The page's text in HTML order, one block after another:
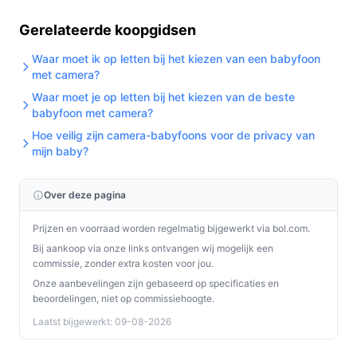
Monteer de camera met de meegeleverde beugel, sluit
na installatie beeld en meldingen en test
nachtzichtfunctie in donkere omstandigheden.
Concrete checks: controleer in de specificaties of jouw
telefoon de KUUS-app ondersteunt; controleer dat je
SD-kaart maximaal 128 GB is en dat je deze apart
aanschaft als je lokale opslag wilt gebruiken.
Specificaties in mensentaal
meerdere hoeken van de kamer te zien.
2K-resolutie:hogere beeldkwaliteit dan standaard
HD, relevant bij inzoomen en details bekijken.
Nachtzicht:aanwezig — je krijgt zicht bij weinig
licht zonder extra nachtlampje (let op: er is geen
Gerelateerde koopgidsen
Waar moet ik op letten bij het kiezen van een babyfoon
met camera?
Waar moet je op letten bij het kiezen van de beste
babyfoon met camera?
Hoe veilig zijn camera-babyfoons voor de privacy van
mijn baby?
Over deze pagina
Prijzen en voorraad worden regelmatig bijgewerkt via bol.com.
Bij aankoop via onze links ontvangen wij mogelijk een
commissie, zonder extra kosten voor jou.
Onze aanbevelingen zijn gebaseerd op specificaties en
beoordelingen, niet op commissiehoogte.
Laatst bijgewerkt: 09-08-2026